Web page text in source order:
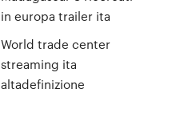
in europa trailer ita
World trade center
streaming ita
altadefinizione